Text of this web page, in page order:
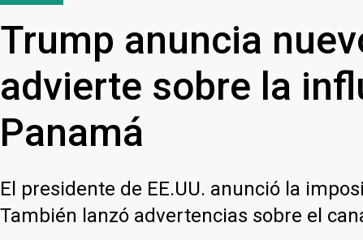
Trump anuncia
advierte sobre la
Panamá
El presidente de EE.UU. anunció la
También lanzó advertencias sobre el